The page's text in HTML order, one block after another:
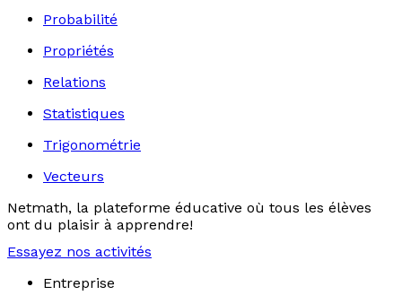
Probabilité
Propriétés
Relations
Statistiques
Trigonométrie
Vecteurs
Netmath, la plateforme éducative où tous les élèves
ont du plaisir à apprendre!
Essayez nos activités
Entreprise